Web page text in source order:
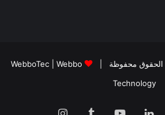
WebboTec
Webbo
Technology